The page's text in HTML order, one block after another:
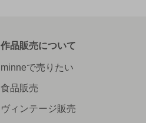
作品販売について
minneで売りたい
食品販売
ヴィンテージ販売